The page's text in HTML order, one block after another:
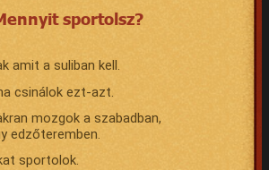
sportolsz?
amit a suliban kell.
csinálok ezt-azt.
mozgok a szabadban,
edzőteremben.
sportolok.